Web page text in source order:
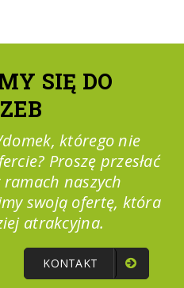
SIĘ DO
którego nie
Proszę przesłać
naszych
swoją ofertę, która
atrakcyjna.
KONTAKT